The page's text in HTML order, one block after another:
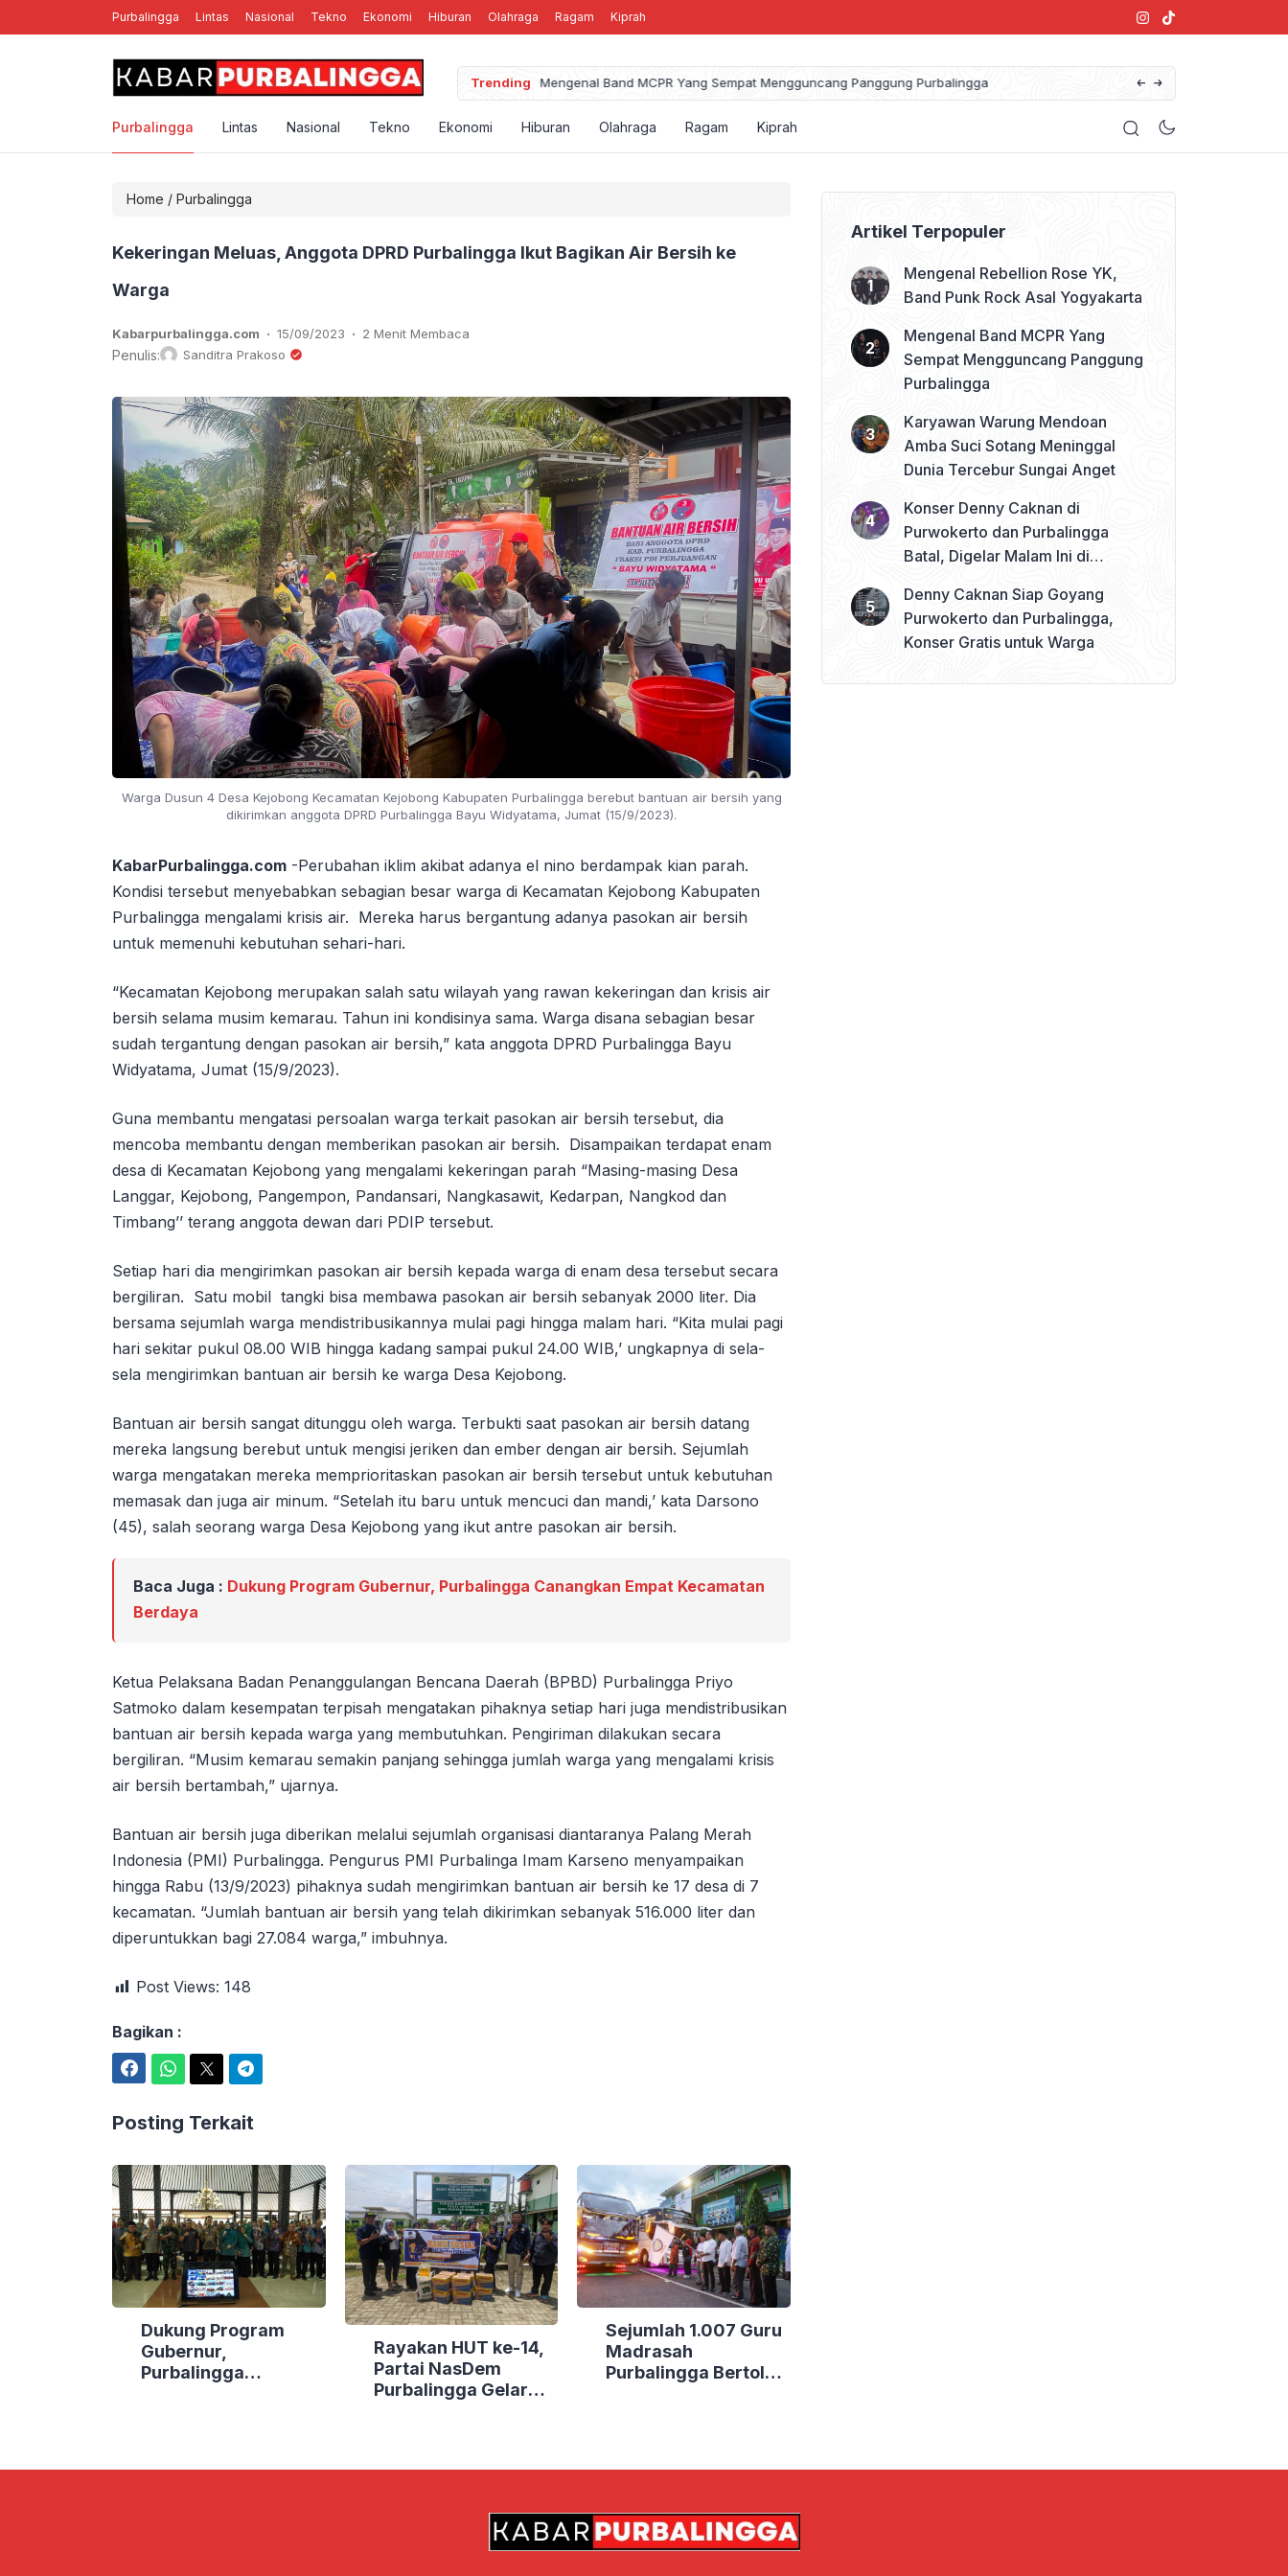
Purbalingga Lintas Nasional Tekno Ekonomi Hiburan Olahraga Ragam Kiprah
Trending
Rebellion Rose YK, Band Punk Rock Asal Yogyakarta Mengenal Band MCPR Yang Sempat Mengguncang Panggung Purbalingga
Purbalingga Lintas Nasional Tekno Ekonomi Hiburan Olahraga Ragam Kiprah
Home / Purbalingga
Kekeringan Meluas, Anggota DPRD Purbalingga Ikut Bagikan Air Bersih ke
Warga
Kabarpurbalingga.com . 15/09/2023 . 2 Menit Membaca
Penulis: Sanditra Prakoso
Warga Dusun 4 Desa Kejobong Kecamatan Kejobong Kabupaten Purbalingga berebut bantuan air bersih yang
dikirimkan anggota DPRD Purbalingga Bayu Widyatama, Jumat (15/9/2023).
KabarPurbalingga.com -Perubahan iklim akibat adanya el nino berdampak kian parah.
Kondisi tersebut menyebabkan sebagian besar warga di Kecamatan Kejobong Kabupaten
Purbalingga mengalami krisis air. Mereka harus bergantung adanya pasokan air bersih
untuk memenuhi kebutuhan sehari-hari.
“Kecamatan Kejobong merupakan salah satu wilayah yang rawan kekeringan dan krisis air
bersih selama musim kemarau. Tahun ini kondisinya sama. Warga disana sebagian besar
sudah tergantung dengan pasokan air bersih,” kata anggota DPRD Purbalingga Bayu
Widyatama, Jumat (15/9/2023).
Guna membantu mengatasi persoalan warga terkait pasokan air bersih tersebut, dia
mencoba membantu dengan memberikan pasokan air bersih. Disampaikan terdapat enam
desa di Kecamatan Kejobong yang mengalami kekeringan parah “Masing-masing Desa
Langgar, Kejobong, Pangempon, Pandansari, Nangkasawit, Kedarpan, Nangkod dan
Timbang’’ terang anggota dewan dari PDIP tersebut.
Setiap hari dia mengirimkan pasokan air bersih kepada warga di enam desa tersebut secara
bergiliran. Satu mobil tangki bisa membawa pasokan air bersih sebanyak 2000 liter. Dia
bersama sejumlah warga mendistribusikannya mulai pagi hingga malam hari. “Kita mulai pagi
hari sekitar pukul 08.00 WIB hingga kadang sampai pukul 24.00 WIB,’ ungkapnya di sela-
sela mengirimkan bantuan air bersih ke warga Desa Kejobong.
Bantuan air bersih sangat ditunggu oleh warga. Terbukti saat pasokan air bersih datang
mereka langsung berebut untuk mengisi jeriken dan ember dengan air bersih. Sejumlah
warga mengatakan mereka memprioritaskan pasokan air bersih tersebut untuk kebutuhan
memasak dan juga air minum. “Setelah itu baru untuk mencuci dan mandi,’ kata Darsono
(45), salah seorang warga Desa Kejobong yang ikut antre pasokan air bersih.
Baca Juga : Dukung Program Gubernur, Purbalingga Canangkan Empat Kecamatan
Berdaya
Ketua Pelaksana Badan Penanggulangan Bencana Daerah (BPBD) Purbalingga Priyo
Satmoko dalam kesempatan terpisah mengatakan pihaknya setiap hari juga mendistribusikan
bantuan air bersih kepada warga yang membutuhkan. Pengiriman dilakukan secara
bergiliran. “Musim kemarau semakin panjang sehingga jumlah warga yang mengalami krisis
air bersih bertambah,” ujarnya.
Bantuan air bersih juga diberikan melalui sejumlah organisasi diantaranya Palang Merah
Indonesia (PMI) Purbalingga. Pengurus PMI Purbalinga Imam Karseno menyampaikan
hingga Rabu (13/9/2023) pihaknya sudah mengirimkan bantuan air bersih ke 17 desa di 7
kecamatan. “Jumlah bantuan air bersih yang telah dikirimkan sebanyak 516.000 liter dan
diperuntukkan bagi 27.084 warga,” imbuhnya.
Post Views: 148
Bagikan :
Posting Terkait
Dukung Program
Gubernur,
Purbalingga
Rayakan HUT ke-14,
Partai NasDem
Purbalingga Gelar
Sejumlah 1.007 Guru
Madrasah
Purbalingga Bertolak
Artikel Terpopuler
Mengenal Rebellion Rose YK,
Band Punk Rock Asal Yogyakarta
Mengenal Band MCPR Yang
Sempat Mengguncang Panggung
Purbalingga
Karyawan Warung Mendoan
Amba Suci Sotang Meninggal
Dunia Tercebur Sungai Anget
Konser Denny Caknan di
Purwokerto dan Purbalingga
Batal, Digelar Malam Ini di
Denny Caknan Siap Goyang
Purwokerto dan Purbalingga,
Konser Gratis untuk Warga